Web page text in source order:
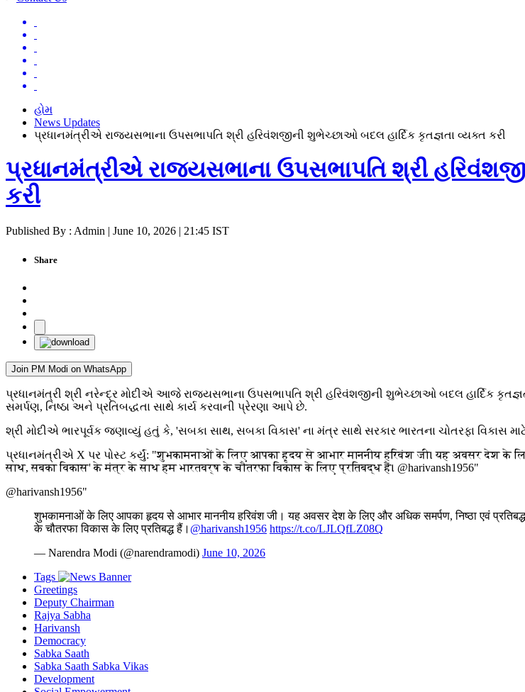
હોમ
News Updates
પ્રધાનમંત્રીએ રાજ્યસભાના ઉપસભાપતિ શ્રી હરિવંશજીની શુભેચ્છાઓ બદલ હાર્દિક કૃતજ્ઞતા વ્યક્ત કરી
પ્રધાનમંત્રીએ રાજ્યસભાના ઉપસભાપતિ શ્રી
કરી
Published By : Admin | June 10, 2026 | 21:45 IST
Share
Join PM Modi on WhatsApp
પ્રધાનમંત્રી શ્રી નરેન્દ્ર મોદીએ આજે રાજ્યસભાના ઉપસભાપતિ શ્રી હરિવંશજીની શુભેચ્છાઓ બદલ હાર્દિક
સમર્પણ, નિષ્ઠા અને પ્રતિબદ્ધતા સાથે કાર્ય કરવાની પ્રેરણા આપે છે.
શ્રી મોદીએ ભારપૂર્વક જણાવ્યું હતું કે, 'સબકા સાથ, સબકા વિકાસ' ના મંત્ર સાથે સરકાર ભારતના ચોતરફા વિકાસ
પ્રધાનમંત્રીએ X પર પોસ્ટ કર્યું: "शुभकामनाओं के लिए आपका हृदय से आभार माननीय हरिवंश जी। यह अवसर देश के
साथ, सबका विकास' के मंत्र के साथ हम भारतवर्ष के चौतरफा विकास के लिए प्रतिबद्ध हैं। @harivansh1956"
@harivansh1956"
शुभकामनाओं के लिए आपका हृदय से आभार माननीय हरिवंश जी। यह अवसर देश के लिए और अधिक समर्पण, निष्ठा एवं
के चौतरफा विकास के लिए प्रतिबद्ध हैं। @harivansh1956 https://t.co/LJLQfLZ08Q
— Narendra Modi (@narendramodi) June 10, 2026
Tags
Greetings
Deputy Chairman
Rajya Sabha
Harivansh
Democracy
Sabka Saath
Sabka Saath Sabka Vikas
Development